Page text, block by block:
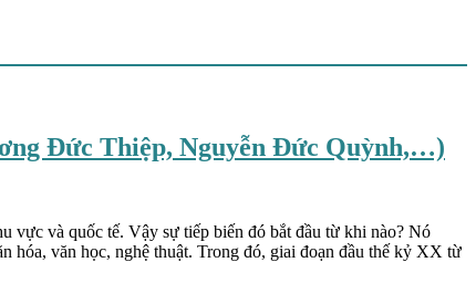
Đức Thiệp, Nguyễn Đức Quỳnh,…)
vực và quốc tế. Vậy sự tiếp biến đó bắt đầu từ khi nào? Nó
hóa, văn học, nghệ thuật. Trong đó, giai đoạn đầu thế kỷ XX từ